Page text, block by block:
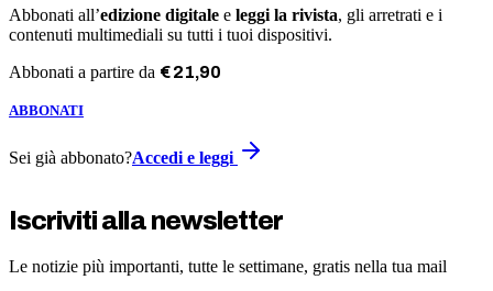
Abbonati all’edizione digitale e leggi la rivista, gli arretrati e i
contenuti multimediali su tutti i tuoi dispositivi.
Abbonati a partire da €21,90
ABBONATI
Sei già abbonato?Accedi e leggi
Iscriviti alla newsletter
Le notizie più importanti, tutte le settimane, gratis nella tua mail